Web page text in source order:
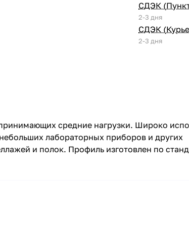
СДЭК
2-3 дня
СДЭК
2-3 дня
средние нагрузки. Широко
лабораторных приборов и других
и полок. Профиль изготовлен по